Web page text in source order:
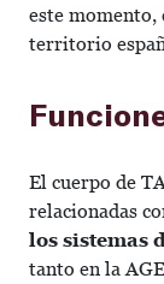
este momento,
territorio
El cuerpo de
relacionadas
los sistemas
tanto en la